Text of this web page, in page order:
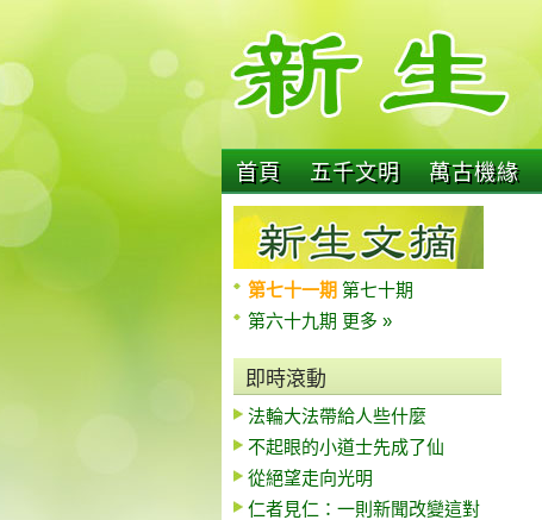
首頁 五千文明 萬古機緣
第七十一期 第七十期
第六十九期 更多 »
即時滾動
法輪大法帶給人些什麼
不起眼的小道士先成了仙
從絕望走向光明
仁者見仁：一則新聞改變這對